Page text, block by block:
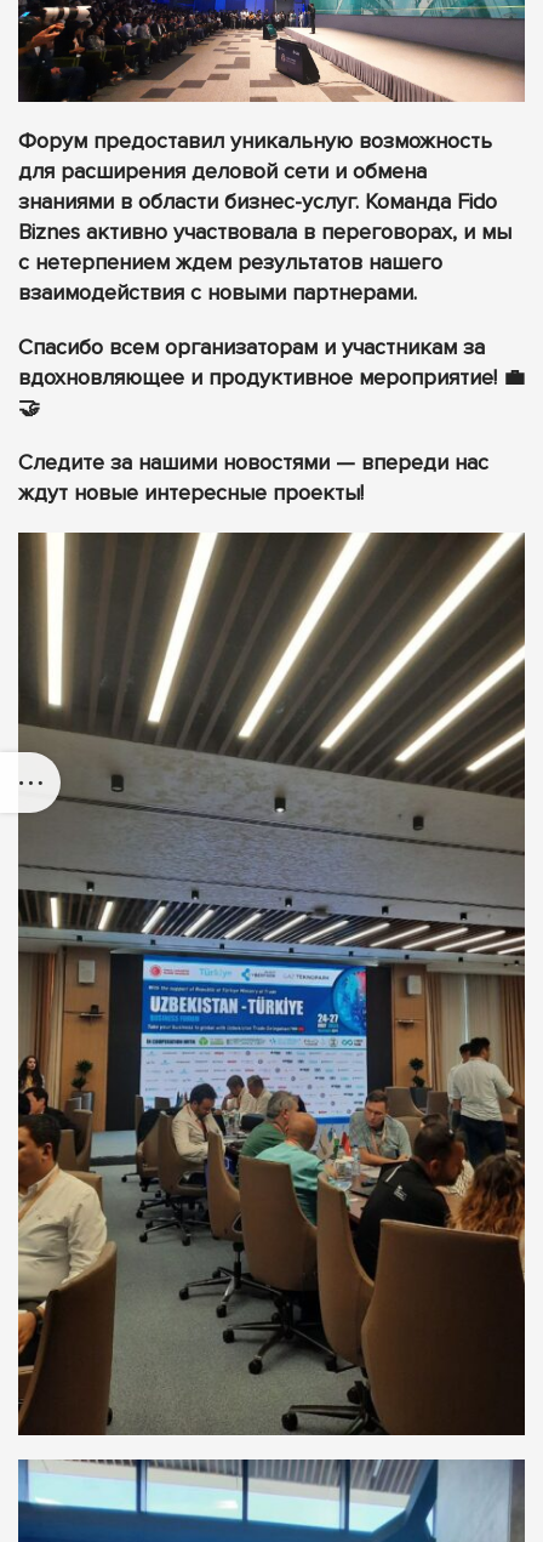
Форум предоставил уникальную возможность
для расширения деловой сети и обмена
знаниями в области бизнес-услуг. Команда Fido
Biznes активно участвовала в переговорах, и мы
с нетерпением ждем результатов нашего
взаимодействия с новыми партнерами.
Спасибо всем организаторам и участникам за
вдохновляющее и продуктивное мероприятие! 💼
🤝
Следите за нашими новостями — впереди нас
ждут новые интересные проекты!